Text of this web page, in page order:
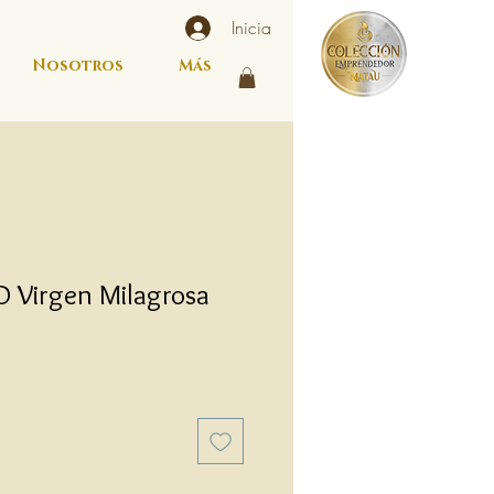
Nosotros Más
Inicia
Virgen Milagrosa